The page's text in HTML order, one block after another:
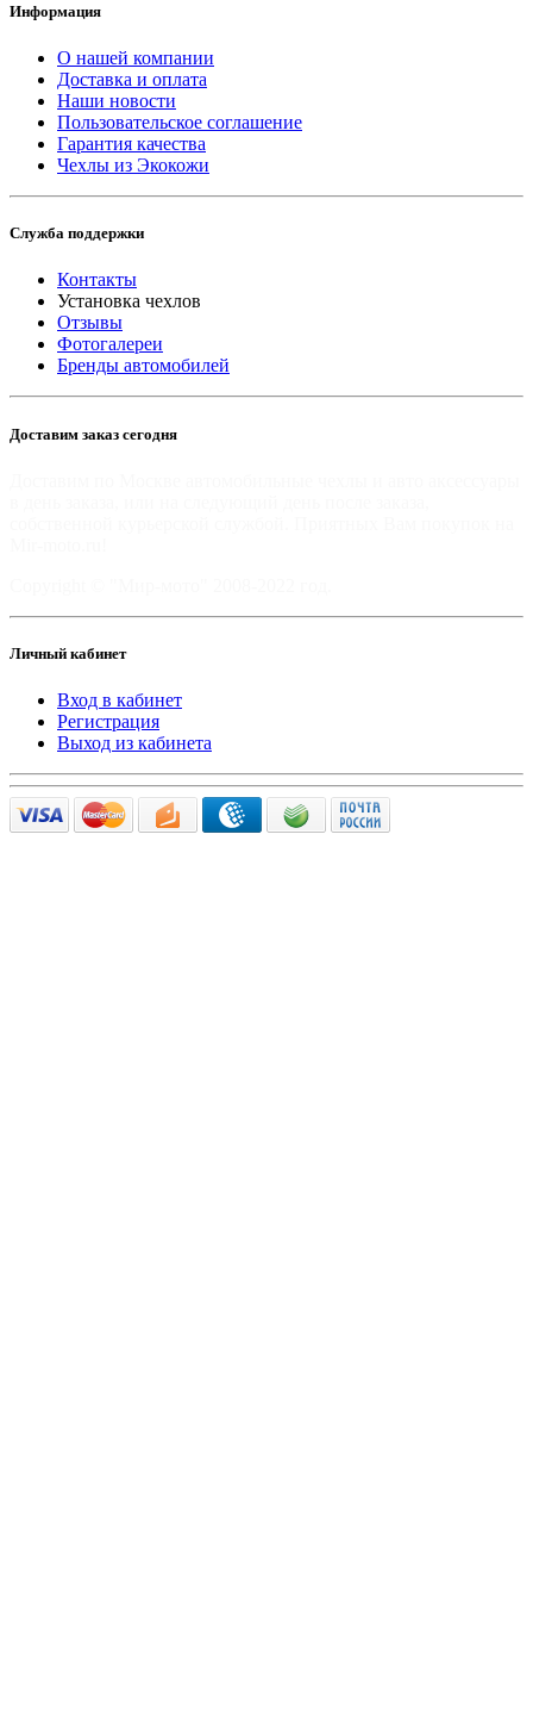
Информация
О нашей компании
Доставка и оплата
Наши новости
Пользовательское соглашение
Гарантия качества
Чехлы из Экокожи
Служба поддержки
Контакты
Установка чехлов
Отзывы
Фотогалереи
Бренды автомобилей
Доставим заказ сегодня
Личный кабинет
Вход в кабинет
Регистрация
Выход из кабинета